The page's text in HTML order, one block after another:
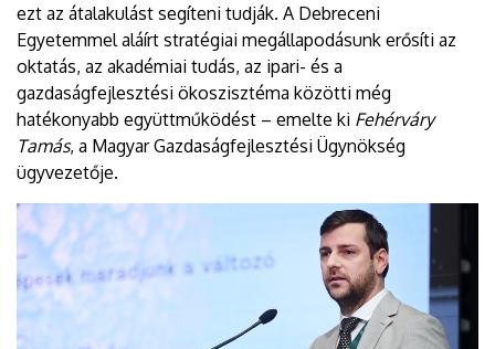
ezt az átalakulást segíteni tudják. A Debreceni
Egyetemmel aláírt stratégiai megállapodásunk erősíti az
oktatás, az akadémiai tudás, az ipari- és a
gazdaságfejlesztési ökoszisztéma közötti még
hatékonyabb együttműködést – emelte ki Fehérváry
Tamás, a Magyar Gazdaságfejlesztési Ügynökség
ügyvezetője.